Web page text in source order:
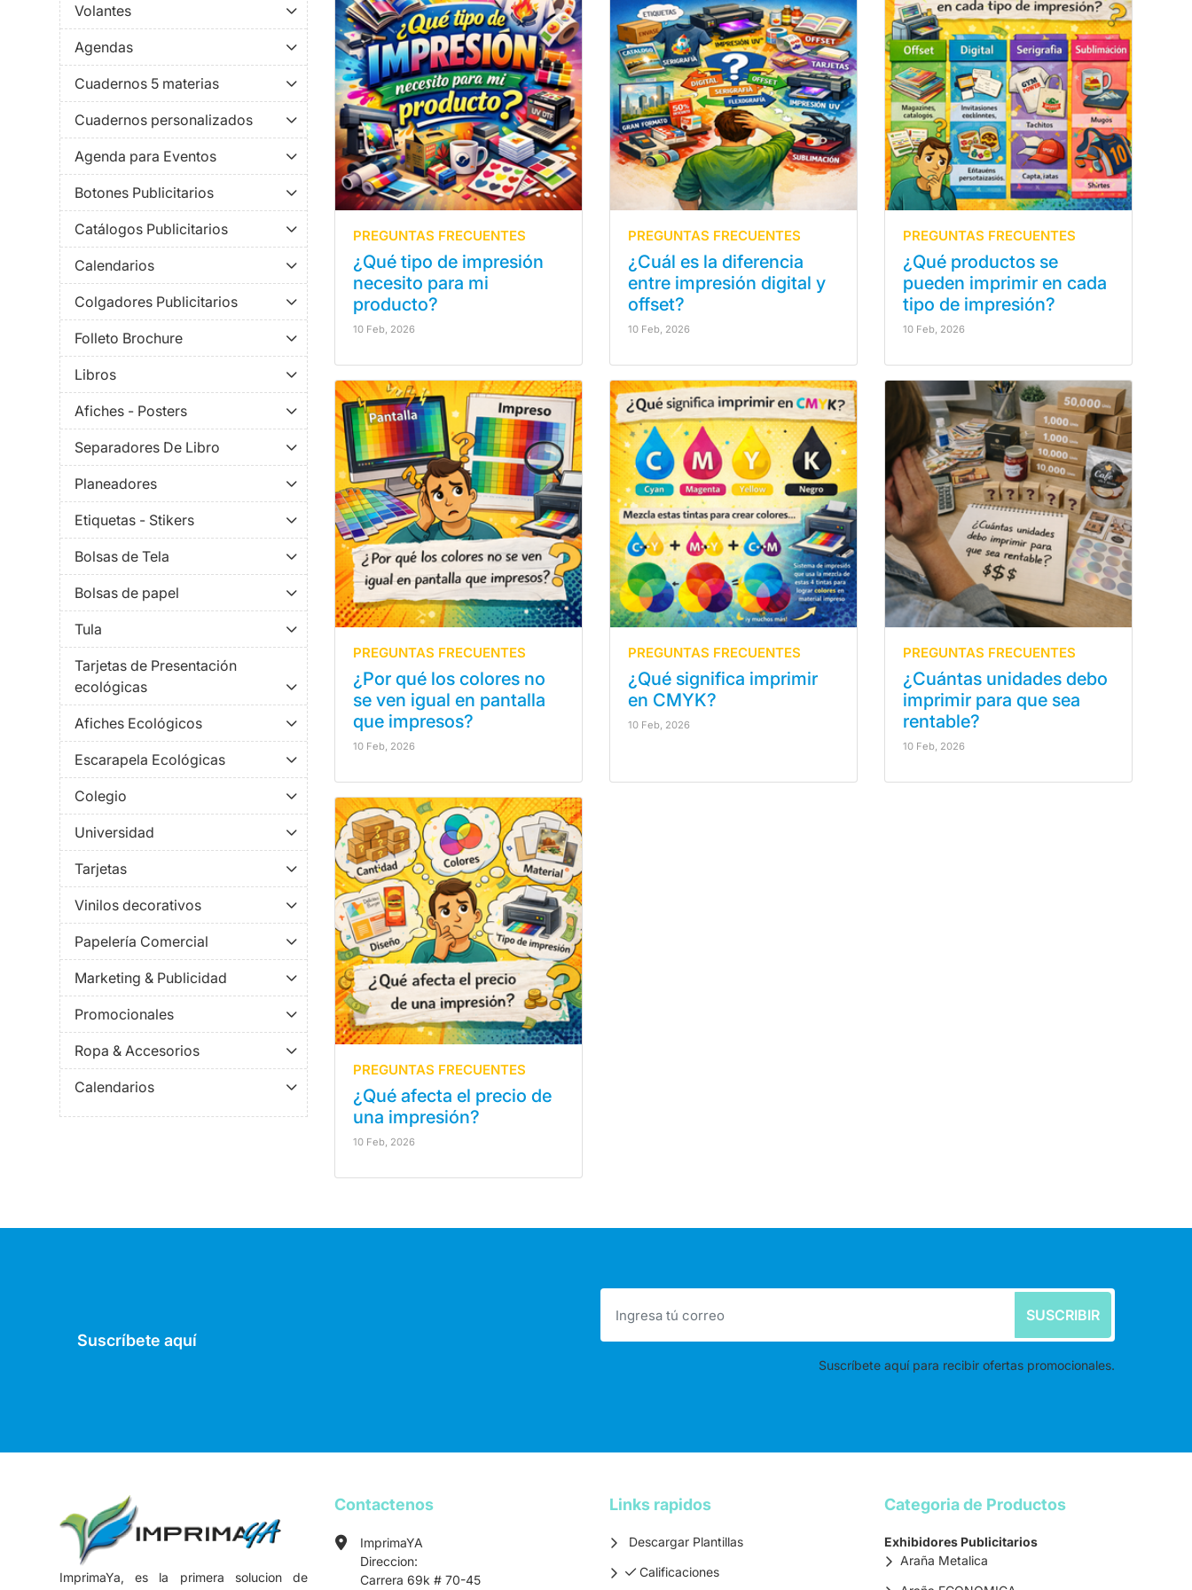
Volantes
Agendas
Cuadernos 5 materias
Cuadernos personalizados
Agenda para Eventos
Botones Publicitarios
Catálogos Publicitarios
Calendarios
Colgadores Publicitarios
Folleto Brochure
Libros
Afiches - Posters
Separadores De Libro
Planeadores
Etiquetas - Stikers
Bolsas de Tela
Bolsas de papel
Tula
Tarjetas de Presentación
ecológicas
Afiches Ecológicos
Escarapela Ecológicas
Colegio
Universidad
Tarjetas
Vinilos decorativos
Papelería Comercial
Marketing & Publicidad
Promocionales
Ropa & Accesorios
Calendarios
PREGUNTAS FRECUENTES
¿Qué tipo de impresión
necesito para mi
producto?
10 Feb, 2026
PREGUNTAS FRECUENTES
¿Cuál es la diferencia
entre impresión digital y
offset?
10 Feb, 2026
PREGUNTAS FRECUENTES
¿Qué productos se
pueden imprimir en cada
tipo de impresión?
10 Feb, 2026
PREGUNTAS FRECUENTES
¿Por qué los colores no
se ven igual en pantalla
que impresos?
10 Feb, 2026
PREGUNTAS FRECUENTES
¿Qué significa imprimir
en CMYK?
10 Feb, 2026
PREGUNTAS FRECUENTES
¿Cuántas unidades debo
imprimir para que sea
rentable?
10 Feb, 2026
PREGUNTAS FRECUENTES
¿Qué afecta el precio de
una impresión?
10 Feb, 2026
Suscríbete aquí
SUSCRIBIR
Suscríbete aquí para recibir ofertas promocionales.
ImprimaYa, es la primera solucion de
Contactenos
ImprimaYA
Direccion:
Carrera 69k # 70-45
Links rapidos
Descargar Plantillas
Calificaciones
Calificaciones
Categoria de Productos
Exhibidores Publicitarios
Araña Metalica